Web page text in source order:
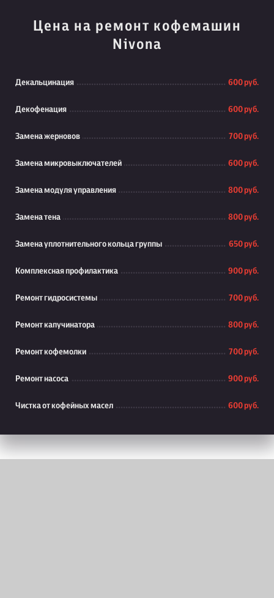
Цена на ремонт кофемашин
Nivona
Декальцинация 600 руб.
Декофенация 600 руб.
Замена жерновов 700 руб.
Замена микровыключателей 600 руб.
Замена модуля управления 800 руб.
Замена тена 800 руб.
Замена уплотнительного кольца группы 650 руб.
Комплексная профилактика 900 руб.
Ремонт гидросистемы 700 руб.
Ремонт капучинатора 800 руб.
Ремонт кофемолки 700 руб.
Ремонт насоса 900 руб.
Чистка от кофейных масел 600 руб.